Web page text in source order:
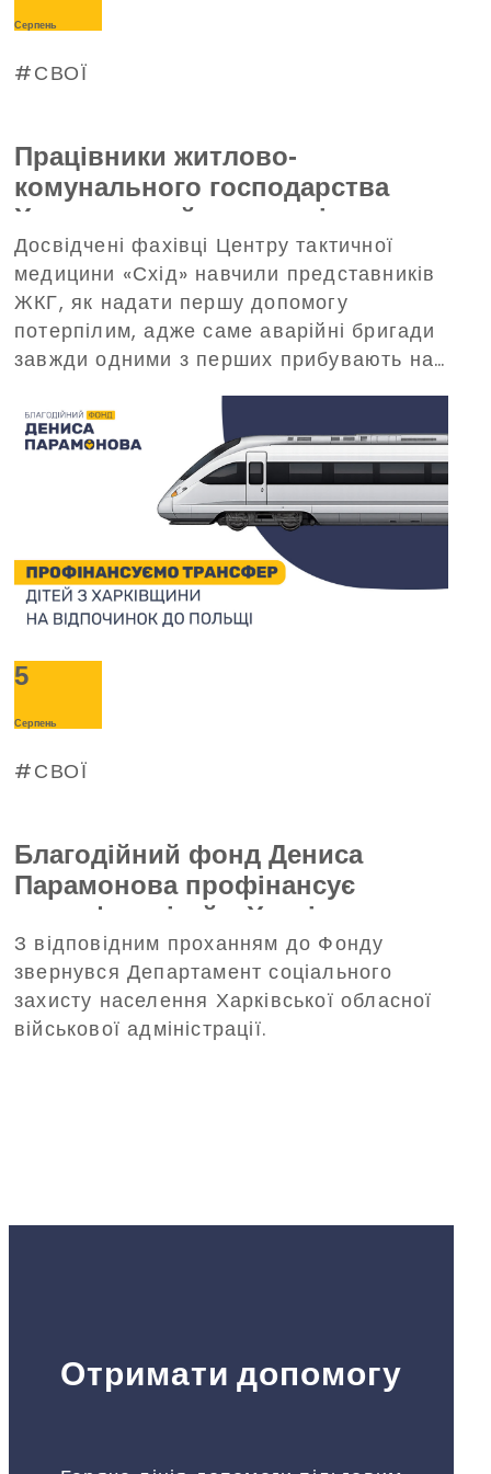
Серпень
СВОЇ
Працівники житлово-
комунального господарства
Харкова пройшли тренінг з
домедичної допомоги, що
організований Благодійним
фондом Дениса Парамонова
Досвідчені фахівці Центру тактичної
медицини «Схід» навчили представників
ЖКГ, як надати першу допомогу
потерпілим, адже саме аварійні бригади
завжди одними з перших прибувають на
5
Серпень
СВОЇ
Благодійний фонд Дениса
Парамонова профінансує
трансфер дітей з Харківщини на
відпочинок до Польщі
З відповідним проханням до Фонду
звернувся Департамент соціального
захисту населення Харківської обласної
військової адміністрації.
Отримати допомогу